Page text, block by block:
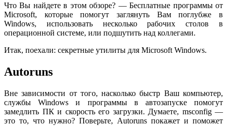
Что Вы найдете в этом обзоре? — Бесплатные программы от
Microsoft, которые помогут заглянуть Вам поглубже в
Windows, использовать несколько рабочих столов в
операционной системе, или подшутить над коллегами.
Итак, поехали: секретные утилиты для Microsoft Windows.
Autoruns
Вне зависимости от того, насколько быстр Ваш компьютер,
службы Windows и программы в автозапуске помогут
замедлить ПК и скорость его загрузки. Думаете, msconfig —
это то, что нужно? Поверьте, Autoruns покажет и поможет